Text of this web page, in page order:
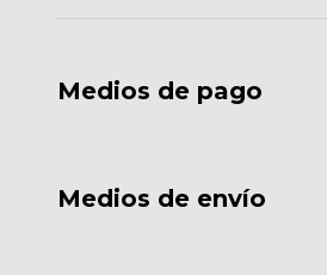
Medios de pago
Medios de envío